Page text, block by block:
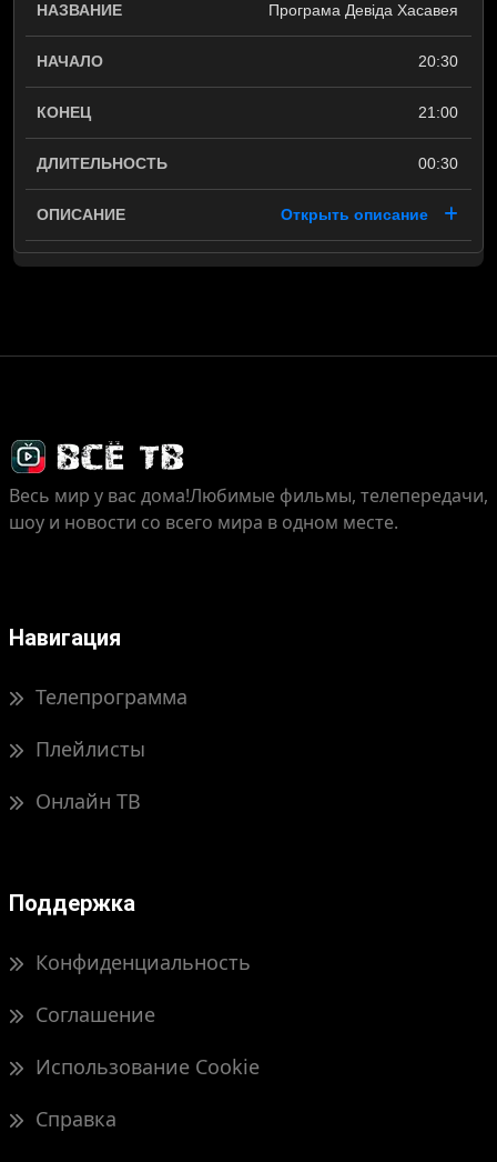
Програма Девіда Хасавея
20:30
21:00
00:30
Открыть описание
Весь мир у вас дома!Любимые фильмы, телепередачи,
шоу и новости со всего мира в одном месте.
Навигация
Телепрограмма
Плейлисты
Онлайн ТВ
Поддержка
Конфиденциальность
Соглашение
Использование Cookie
Справка